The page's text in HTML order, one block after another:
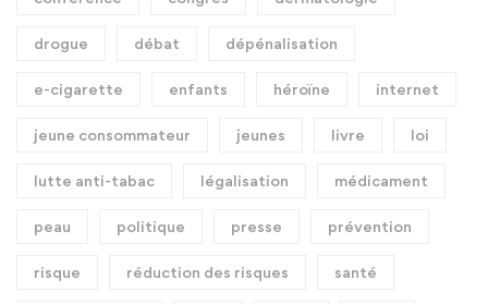
drogue débat dépénalisation
e-cigarette enfants héroïne internet
jeune consommateur jeunes livre loi
lutte anti-tabac légalisation médicament
peau politique presse prévention
risque réduction des risques santé